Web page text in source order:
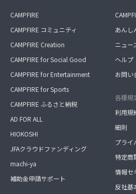
CAMPFIRE
CAMPFIRE コミュニティ
CAMPFIRE Creation
CAMPFIRE for Social Good
CAMPFIRE for Entertainment
CAMPFIRE for Sports
CAMPFIRE ふるさと納税
AD FOR ALL
HIOKOSHI
JFAクラウドファンディング
machi-ya
補助金申請サポート
あんし
ニュー
ヘルプ
お問い
各種規
利用規
細則
プライ
特定商
情報セ
反社基